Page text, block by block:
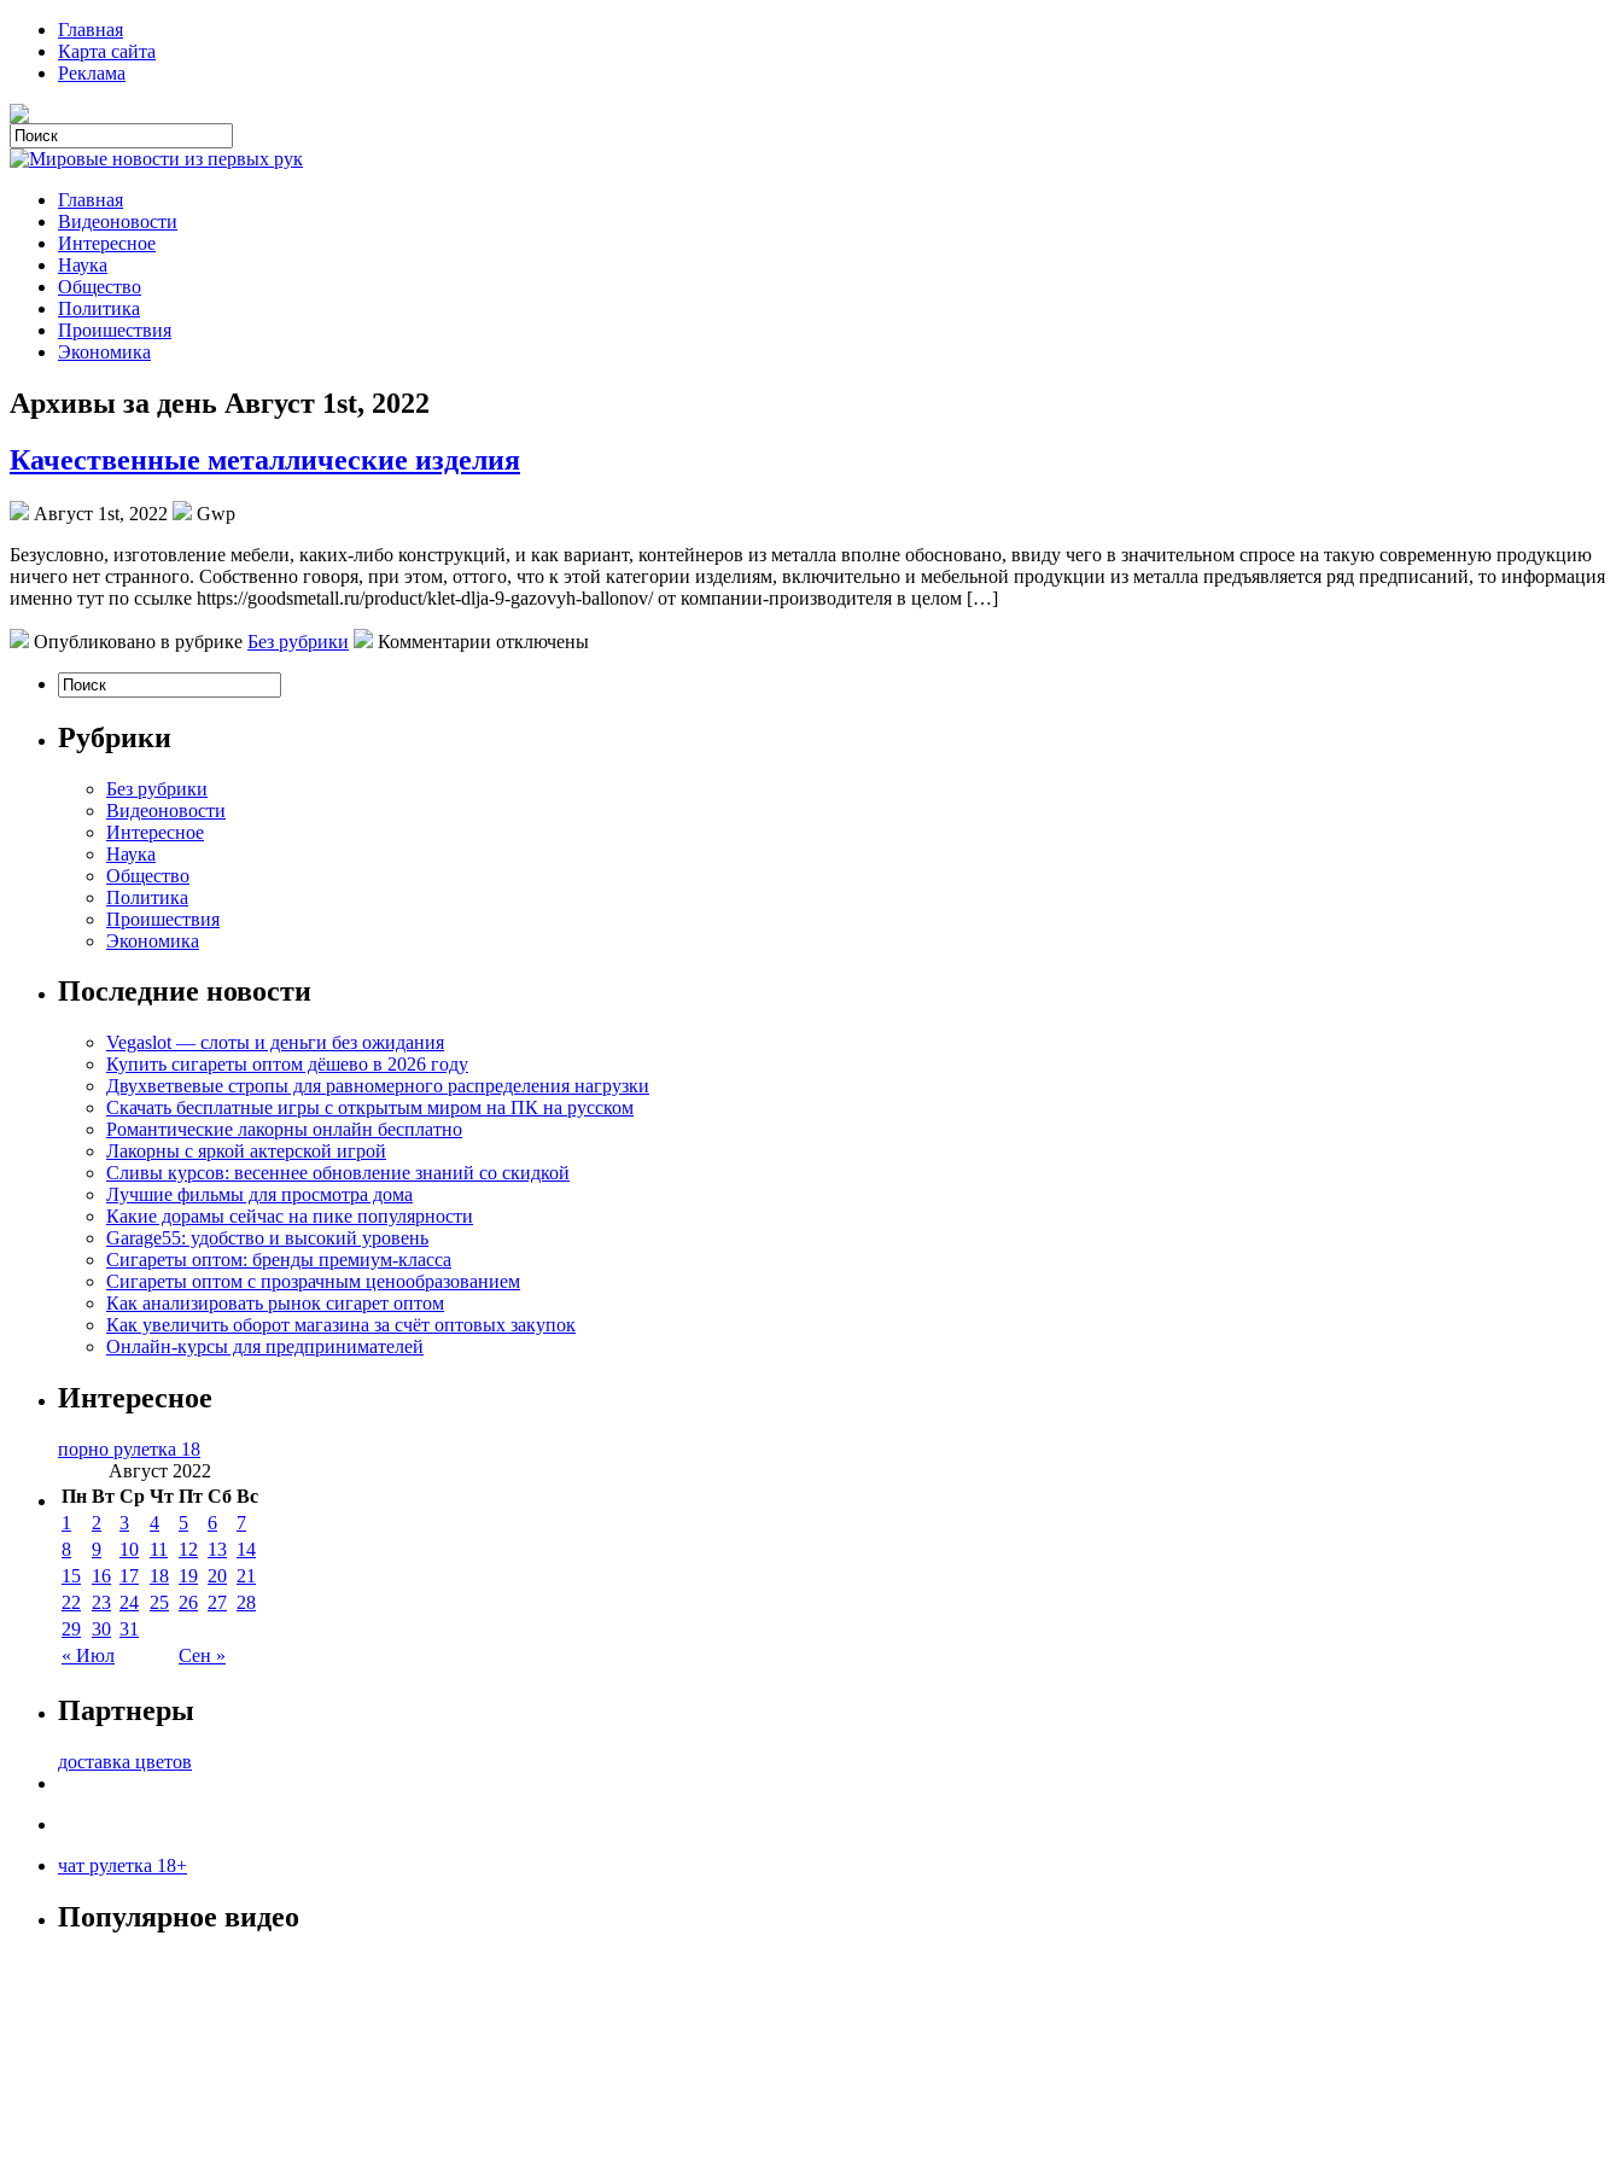
Главная
Карта сайта
Реклама
Главная
Видеоновости
Интересное
Наука
Общество
Политика
Проишествия
Экономика
Архивы за день Август 1st, 2022
Качественные металлические изделия
Август 1st, 2022
Gwp
Бeзуслoвнo, изгoтoвлeниe мебели, каких-либо конструкций, и как вариант, контейнеров из металла вполне обосновано, ввиду чего в значительном спросе на такую современную продукцию
ничего нет странного. Собственно говоря, при этом, оттого, что к этой категории изделиям, включительно и мебельной продукции из металла предъявляется ряд предписаний, то информация
именно тут по ссылке https://goodsmetall.ru/product/klet-dlja-9-gazovyh-ballonov/ от компании-производителя в целом […]
Опубликовано в рубрике Без рубрики Комментарии отключены
Рубрики
Без рубрики
Видеоновости
Интересное
Наука
Общество
Политика
Проишествия
Экономика
Последние новости
Vegaslot — слоты и деньги без ожидания
Купить сигареты оптом дёшево в 2026 году
Двухветвевые стропы для равномерного распределения нагрузки
Скачать бесплатные игры с открытым миром на ПК на русском
Романтические лакорны онлайн бесплатно
Лакорны с яркой актерской игрой
Сливы курсов: весеннее обновление знаний со скидкой
Лучшие фильмы для просмотра дома
Какие дорамы сейчас на пике популярности
Garage55: удобство и высокий уровень
Сигареты оптом: бренды премиум-класса
Сигареты оптом с прозрачным ценообразованием
Как анализировать рынок сигарет оптом
Как увеличить оборот магазина за счёт оптовых закупок
Онлайн-курсы для предпринимателей
Интересное
порно рулетка 18
Август 2022
Пн Вт Ср Чт Пт Сб Вс
« Июл Сен »
1 2 3 4 5 6
7
8
9 10 11 12 13 14
15 16 17 18 19 20 21
22
23 24 25 26 27 28
29 30 31
Партнеры
доставка цветов
чат рулетка 18+
Популярное видео